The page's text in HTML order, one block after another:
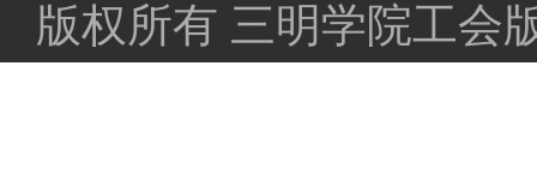
版权所有 三明学院工会